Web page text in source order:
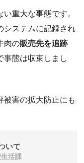
重大な事態です。
システムに記録され
肉の販売先を追跡
事態は収束しまし
被害の拡大防止にも
いて
活課